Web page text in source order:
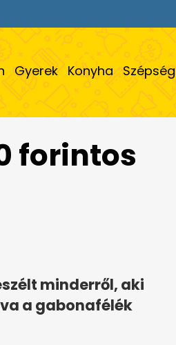
Gyerek Konyha Szépség
forintos
minderről, aki
a gabonafélék